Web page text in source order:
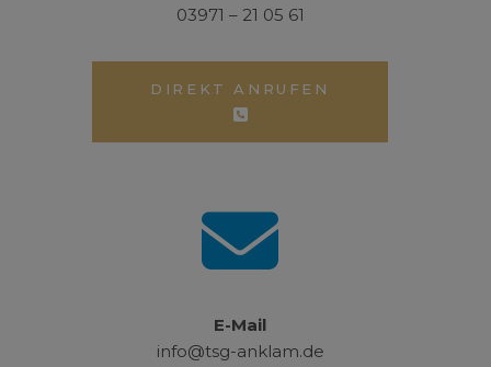
03971 – 21 05 61
DIREKT ANRUFEN
E-Mail
info@tsg-anklam.de